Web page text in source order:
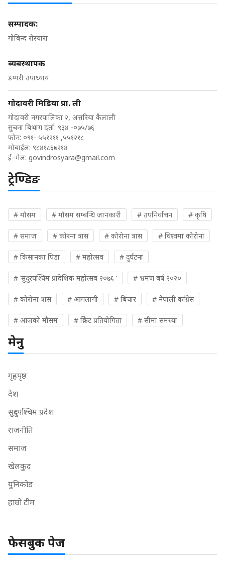
सम्पादक:
गोबिन्द रोस्यारा
ब्यबस्थापक
डम्मरी उपाध्याय
गोदावरी मिडिया प्रा. ली
गोदावरी नगरपालिका २, अत्तरिया कैलाली
सुचना बिभाग दर्ता: ९३४ -०७५/७६
फोन: ०९१- ५५१२११ ,५५१२१८
मोबाईल: ९८४१८६७२१४
ई–मेल: govindrosyara@gmail.com
ट्रेण्डिङ
# मौसम # मौसम सम्बन्धि जानकारी # उपनिर्वाचन # कृषि
# समाज # कोरना त्रास # कोरोना त्रास # विश्वमा कोरोना
# किसानका पिडा # महोत्सव # दुर्घटना
# ‘सुदुरपश्चिम प्रादेशिक महोत्सव २०७६ ’ # भ्रमण बर्ष २०२०
# कोरोना त्रास # आगलागी # बिचार # नेपाली कांग्रेस
# आजको मौसम # क्रिकेट प्रतियोगिता # सीमा समस्या
मेनु
गृहपृष्ठ
देश
सुदुरपश्चिम प्रदेश
राजनीति
समाज
खेलकुद
युनिकोड
हाम्रो टीम
फेसबुक पेज